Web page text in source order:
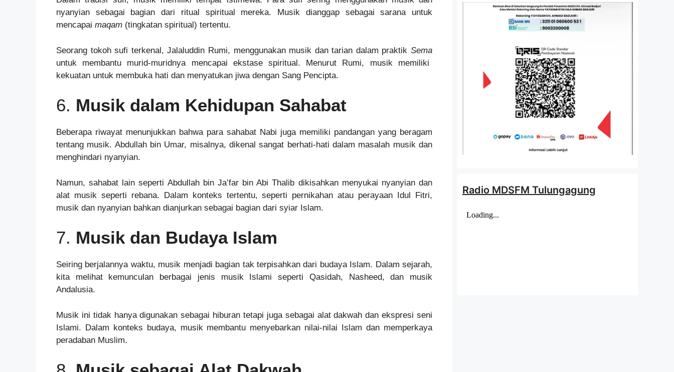
nyanyian sebagai bagian dari ritual spiritual mereka. Musik dianggap sebagai sarana untuk
mencapai maqam (tingkatan spiritual) tertentu.
Seorang tokoh sufi terkenal, Jalaluddin Rumi, menggunakan musik dan tarian dalam praktik Sema
untuk membantu murid-muridnya mencapai ekstase spiritual. Menurut Rumi, musik memiliki
kekuatan untuk membuka hati dan menyatukan jiwa dengan Sang Pencipta.
6. Musik dalam Kehidupan Sahabat
Beberapa riwayat menunjukkan bahwa para sahabat Nabi juga memiliki pandangan yang beragam
tentang musik. Abdullah bin Umar, misalnya, dikenal sangat berhati-hati dalam masalah musik dan
menghindari nyanyian.
Namun, sahabat lain seperti Abdullah bin Ja’far bin Abi Thalib dikisahkan menyukai nyanyian dan
alat musik seperti rebana. Dalam konteks tertentu, seperti pernikahan atau perayaan Idul Fitri,
musik dan nyanyian bahkan dianjurkan sebagai bagian dari syiar Islam.
7. Musik dan Budaya Islam
Seiring berjalannya waktu, musik menjadi bagian tak terpisahkan dari budaya Islam. Dalam sejarah,
kita melihat kemunculan berbagai jenis musik Islami seperti Qasidah, Nasheed, dan musik
Andalusia.
Musik ini tidak hanya digunakan sebagai hiburan tetapi juga sebagai alat dakwah dan ekspresi seni
Islami. Dalam konteks budaya, musik membantu menyebarkan nilai-nilai Islam dan memperkaya
peradaban Muslim.
Radio MDSFM Tulungagung